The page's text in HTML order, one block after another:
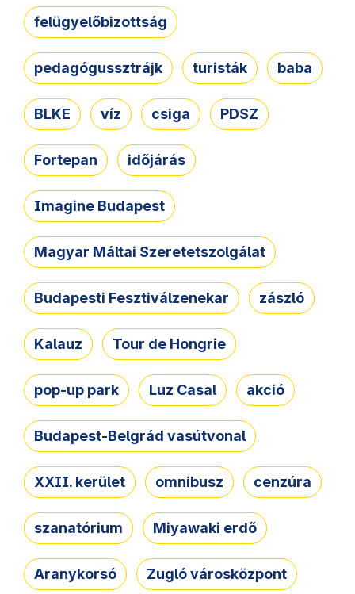
felügyelőbizottság
pedagógussztrájk turisták baba
BLKE víz csiga PDSZ
Fortepan időjárás
Imagine Budapest
Magyar Máltai Szeretetszolgálat
Budapesti Fesztiválzenekar zászló
Kalauz Tour de Hongrie
pop-up park Luz Casal akció
Budapest-Belgrád vasútvonal
XXII. kerület omnibusz cenzúra
szanatórium Miyawaki erdő
Aranykorsó Zugló városközpont